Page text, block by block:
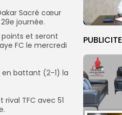
PUBLICITE
Sacré cœur
journée.
et seront
FC le mercredi
en battant (2-1) la
TFC avec 51